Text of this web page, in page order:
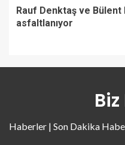
Rauf Denktaş ve Bülent
asfaltlanıyor
Haberler | Son Dakika